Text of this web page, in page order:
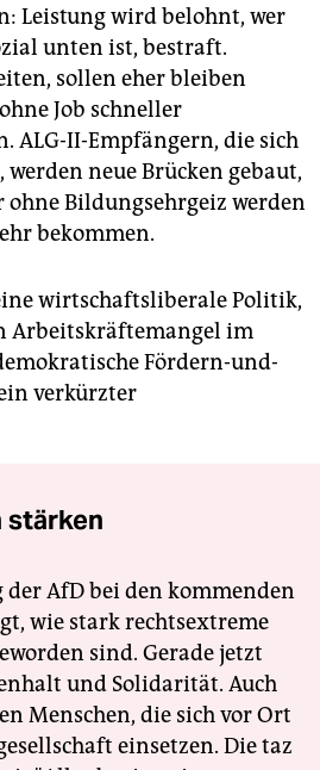
Leistung wird belohnt, wer
unten ist, bestraft.
sollen eher bleiben
Job schneller
ALG-II-Empfängern, die sich
neue Brücken gebaut,
Bildungsehrgeiz werden
bekommen.
wirtschaftsliberale Politik,
Arbeitskräftemangel im
Fördern-und-
verkürzter
stärken
AfD bei den kommenden
wie stark rechtsextreme
sind. Gerade jetzt
und Solidarität. Auch
Menschen, die sich vor Ort
einsetzen. Die taz